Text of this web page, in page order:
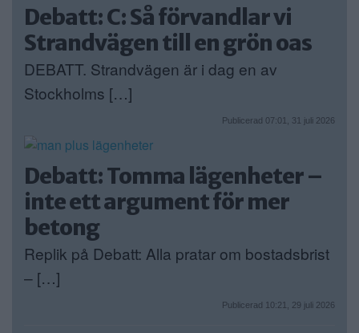
Debatt: C: Så förvandlar vi
Strandvägen till en grön oas
DEBATT. Strandvägen är i dag en av
Stockholms […]
Publicerad 07:01, 31 juli 2026
Debatt: Tomma lägenheter –
inte ett argument för mer
betong
Replik på Debatt: Alla pratar om bostadsbrist
– […]
Publicerad 10:21, 29 juli 2026